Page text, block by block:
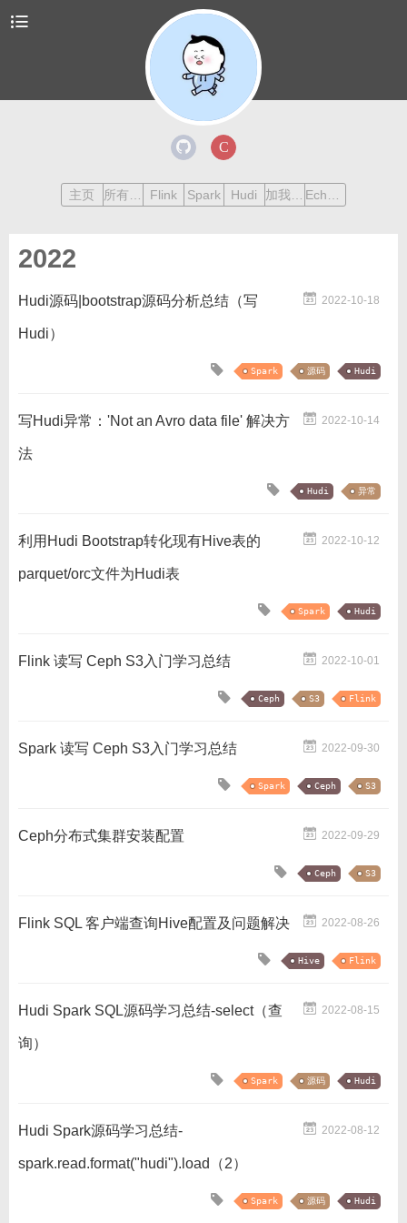
主页 Flink Spark Hudi
2022
2022-10-18
Hudi源码|bootstrap源码分析总结（写
Hudi）
Spark 源码 Hudi
2022-10-14
写Hudi异常：'Not an Avro data file' 解决方
法
Hudi 异常
2022-10-12
利用Hudi Bootstrap转化现有Hive表的
parquet/orc文件为Hudi表
Spark Hudi
2022-10-01
Flink 读写 Ceph S3入门学习总结
Ceph S3 Flink
2022-09-30
Spark 读写 Ceph S3入门学习总结
Spark Ceph S3
2022-09-29
Ceph分布式集群安装配置
Ceph S3
2022-08-26
Flink SQL 客户端查询Hive配置及问题解决
Hive Flink
2022-08-15
Hudi Spark SQL源码学习总结-select（查
询）
Spark 源码 Hudi
2022-08-12
Hudi Spark源码学习总结-
spark.read.format("hudi").load（2）
Spark 源码 Hudi